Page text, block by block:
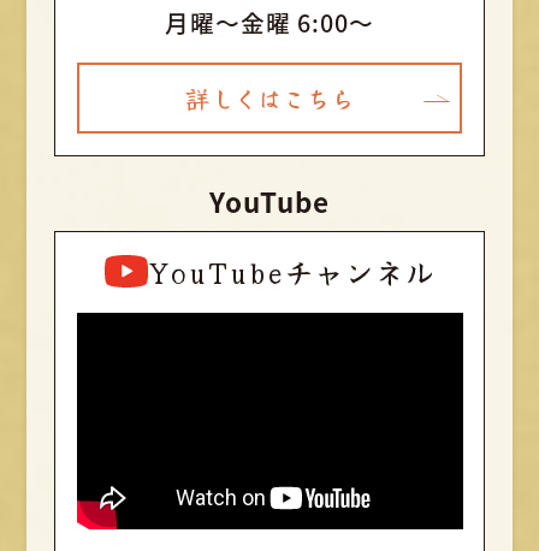
月曜〜金曜 6:00～
詳しくはこちら
YouTube
YouTubeチャンネル